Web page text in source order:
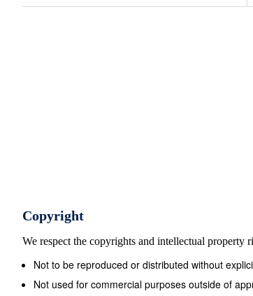
Copyright
We respect the copyrights and intellectual
Not to be reproduced or distributed without
Not used for commercial purposes outside of